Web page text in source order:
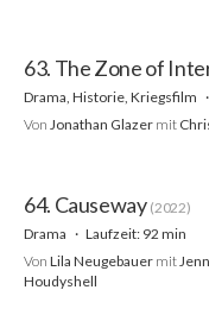
63. The Zone of
Drama, Historie, Kriegsfilm
Von Jonathan Glazer mit
64. Causeway (2022)
Drama
Laufzeit: 92 min
Von Lila Neugebauer mit
Houdyshell